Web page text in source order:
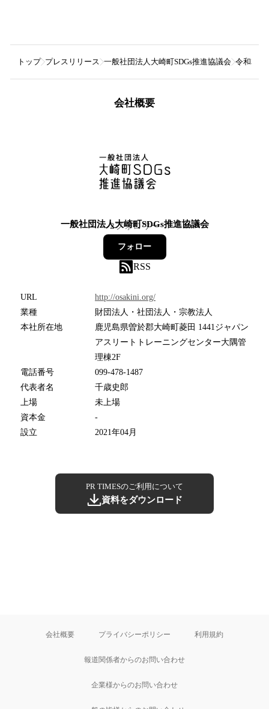
トップ プレスリリース 一般社団法人大崎町SDGs推進協議会 令和3年
会社概要
一般社団法人大崎町SDGs推進協議会
2フォロワー
フォロー
RSS
URL
http://osakini.org/
業種
財団法人・社団法人・宗教法人
本社所在地
鹿児島県曽於郡大崎町菱田 1441ジャパン
アスリートトレーニングセンター大隅管
理棟2F
電話番号
099-478-1487
代表者名
千歳史郎
上場
未上場
資本金
-
設立
2021年04月
PR TIMESのご利用について
資料をダウンロード
会社概要 プライバシーポリシー 利用規約
報道関係者からのお問い合わせ
企業様からのお問い合わせ